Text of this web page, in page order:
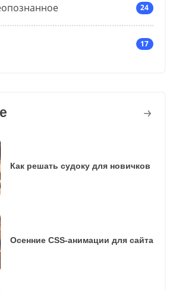
24
17
Как решать судоку для новичков
Осенние CSS-анимации для сайта